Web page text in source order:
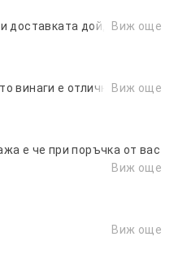
доставката дойде бързо
Виж още
винаги е отлично.Виж още
е че при поръчка от вас
Виж още
Виж още